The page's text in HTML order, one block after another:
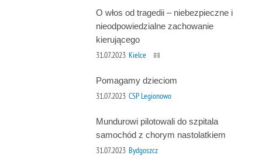
O włos od tragedii – niebezpieczne i
nieodpowiedzialne zachowanie
kierującego
31.07.2023 Kielce
Pomagamy dzieciom
31.07.2023 CSP Legionowo
Mundurowi pilotowali do szpitala
samochód z chorym nastolatkiem
31.07.2023 Bydgoszcz